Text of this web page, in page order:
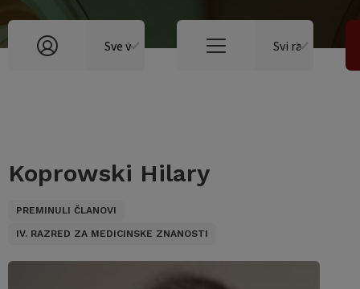
Koprowski Hilary
PREMINULI ČLANOVI
IV. RAZRED ZA MEDICINSKE ZNANOSTI